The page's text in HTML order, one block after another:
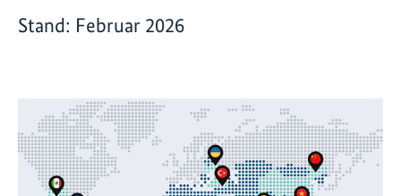
Stand: Februar 2026